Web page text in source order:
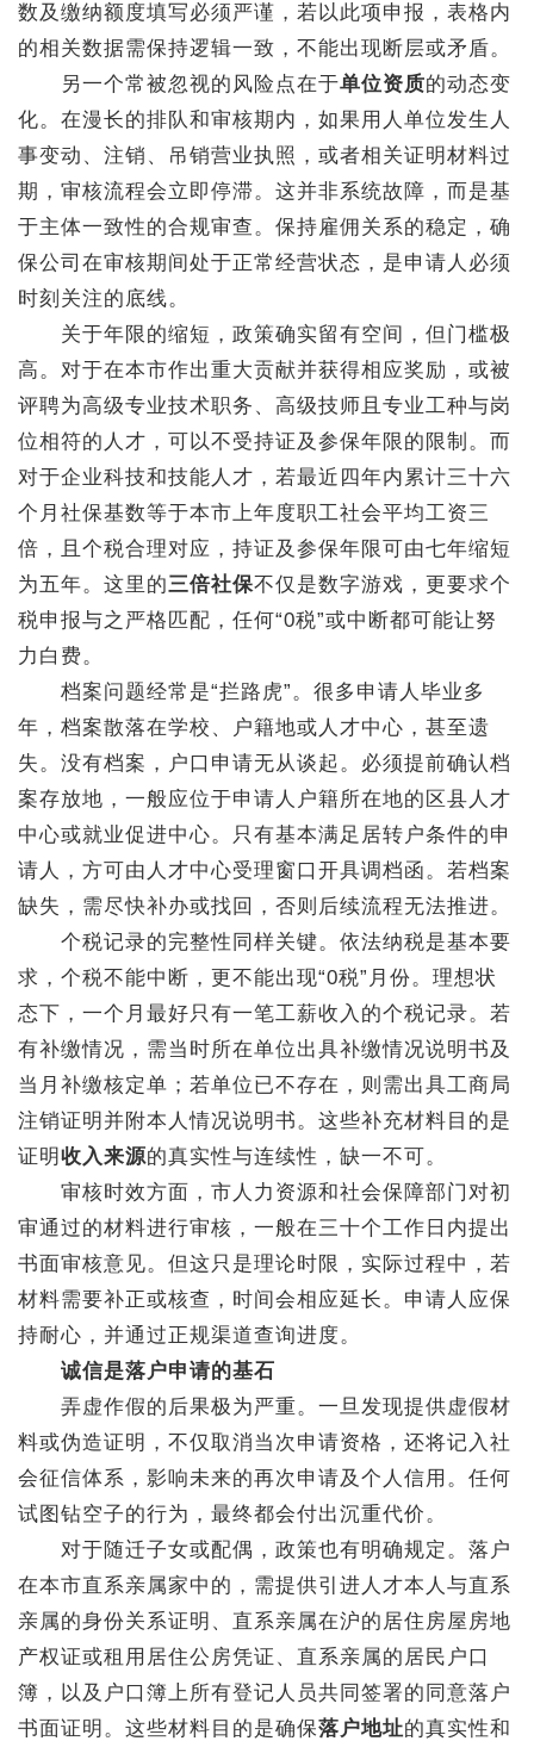
数及缴纳额度填写必须严谨，若以此项申报，表格内
的相关数据需保持逻辑一致，不能出现断层或矛盾。
另一个常被忽视的风险点在于单位资质的动态变
化。在漫长的排队和审核期内，如果用人单位发生人
事变动、注销、吊销营业执照，或者相关证明材料过
期，审核流程会立即停滞。这并非系统故障，而是基
于主体一致性的合规审查。保持雇佣关系的稳定，确
保公司在审核期间处于正常经营状态，是申请人必须
时刻关注的底线。
关于年限的缩短，政策确实留有空间，但门槛极
高。对于在本市作出重大贡献并获得相应奖励，或被
评聘为高级专业技术职务、高级技师且专业工种与岗
位相符的人才，可以不受持证及参保年限的限制。而
对于企业科技和技能人才，若最近四年内累计三十六
个月社保基数等于本市上年度职工社会平均工资三
倍，且个税合理对应，持证及参保年限可由七年缩短
为五年。这里的三倍社保不仅是数字游戏，更要求个
税申报与之严格匹配，任何“0税”或中断都可能让努
力白费。
档案问题经常是“拦路虎”。很多申请人毕业多
年，档案散落在学校、户籍地或人才中心，甚至遗
失。没有档案，户口申请无从谈起。必须提前确认档
案存放地，一般应位于申请人户籍所在地的区县人才
中心或就业促进中心。只有基本满足居转户条件的申
请人，方可由人才中心受理窗口开具调档函。若档案
缺失，需尽快补办或找回，否则后续流程无法推进。
个税记录的完整性同样关键。依法纳税是基本要
求，个税不能中断，更不能出现“0税”月份。理想状
态下，一个月最好只有一笔工薪收入的个税记录。若
有补缴情况，需当时所在单位出具补缴情况说明书及
当月补缴核定单；若单位已不存在，则需出具工商局
注销证明并附本人情况说明书。这些补充材料目的是
证明收入来源的真实性与连续性，缺一不可。
审核时效方面，市人力资源和社会保障部门对初
审通过的材料进行审核，一般在三十个工作日内提出
书面审核意见。但这只是理论时限，实际过程中，若
材料需要补正或核查，时间会相应延长。申请人应保
持耐心，并通过正规渠道查询进度。
诚信是落户申请的基石
弄虚作假的后果极为严重。一旦发现提供虚假材
料或伪造证明，不仅取消当次申请资格，还将记入社
会征信体系，影响未来的再次申请及个人信用。任何
试图钻空子的行为，最终都会付出沉重代价。
对于随迁子女或配偶，政策也有明确规定。落户
在本市直系亲属家中的，需提供引进人才本人与直系
亲属的身份关系证明、直系亲属在沪的居住房屋房地
产权证或租用居住公房凭证、直系亲属的居民户口
簿，以及户口簿上所有登记人员共同签署的同意落户
书面证明。这些材料目的是确保落户地址的真实性和